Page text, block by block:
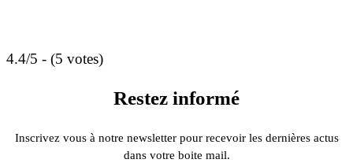
4.4/5 - (5 votes)
Restez informé
Inscrivez vous à notre newsletter pour recevoir les dernières actus
dans votre boite mail.